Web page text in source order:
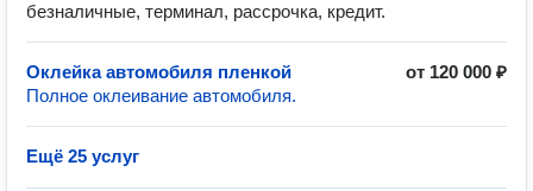
безналичные, терминал, рассрочка, кредит.
Оклейка автомобиля пленкой
от 120 000 ₽
Полное оклеивание автомобиля.
Ещё 25 услуг